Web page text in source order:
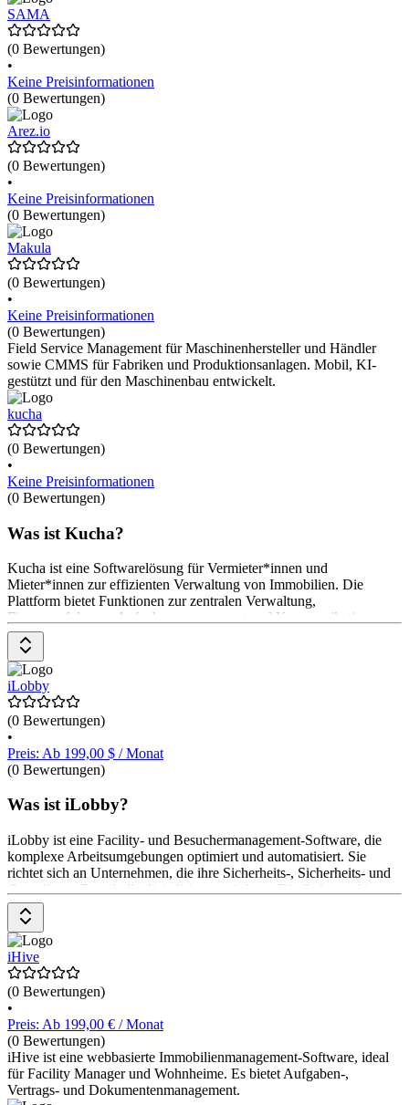
SAMA
(0 Bewertungen)
•
Keine Preisinformationen
(0 Bewertungen)
Arez.io
(0 Bewertungen)
•
Keine Preisinformationen
(0 Bewertungen)
Makula
(0 Bewertungen)
•
Keine Preisinformationen
(0 Bewertungen)
Field Service Management für Maschinenhersteller und Händler
sowie CMMS für Fabriken und Produktionsanlagen. Mobil, KI-
gestützt und für den Maschinenbau entwickelt.
kucha
(0 Bewertungen)
•
Keine Preisinformationen
(0 Bewertungen)
Was ist Kucha?
Kucha ist eine Softwarelösung für Vermieter*innen und
Mieter*innen zur effizienten Verwaltung von Immobilien. Die
Plattform bietet Funktionen zur zentralen Verwaltung,
Finanzverfolgung, Aufgabenmanagement und Kommunikation.
Kucha ermöglicht die Automatisierung von Mietzahlungen, die
Überwachung von Wartungsanfragen und die Analyse von
Verbrauchsdaten. Die App wird im September 2024 veröffentlicht.
Preisinformationen sind derzeit nicht verfügbar.
iLobby
(0 Bewertungen)
•
Preis: Ab 199,00 $ / Monat
(0 Bewertungen)
Was ist iLobby?
iLobby ist eine Facility- und Besuchermanagement-Software, die
komplexe Arbeitsumgebungen optimiert und automatisiert. Sie
richtet sich an Unternehmen, die ihre Sicherheits-, Sicherheits- und
Compliance-Protokolle digitalisieren möchten. Die Software bietet
verschiedene Funktionen wie Besucherverwaltung,
Notfallbenachrichtigungen, Zugangskontrolle und Paketverfolgung.
Sie ermöglicht es den Anwender*innen, ihre Lieblingstools in die
Plattform zu integrieren. iLobby bietet verschiedene Preismodelle
an, die auf die spezifischen Bedürfnisse der Anwender*innen
zugeschnitten sind.
iHive
(0 Bewertungen)
•
Preis: Ab 199,00 € / Monat
(0 Bewertungen)
iHive ist eine webbasierte Immobilienmanagement-Software, ideal
für Facility Manager und Wohnheime. Es bietet Aufgaben-,
Vertrags- und Dokumentenmanagement.